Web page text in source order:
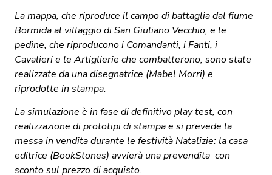
La mappa, che riproduce il campo di battaglia dal fiume
Bormida al villaggio di San Giuliano Vecchio, e le
pedine, che riproducono i Comandanti, i Fanti, i
Cavalieri e le Artiglierie che combatterono, sono state
realizzate da una disegnatrice (Mabel Morri) e
riprodotte in stampa.
La simulazione è in fase di definitivo play test, con
realizzazione di prototipi di stampa e si prevede la
messa in vendita durante le festività Natalizie: la casa
editrice (BookStones) avvierà una prevendita con
sconto sul prezzo di acquisto.